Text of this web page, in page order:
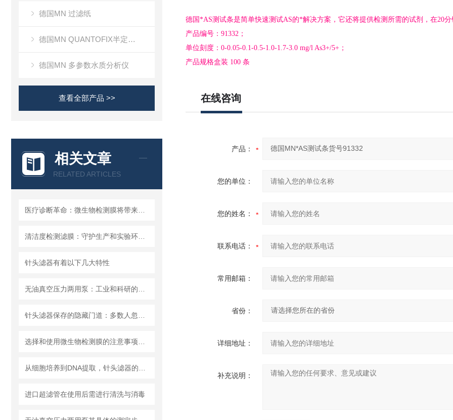
德国MN 过滤纸
德国MN QUANTOFIX半定量测试条
德国MN 多参数水质分析仪
查看全部产品 >>
相关文章
RELATED ARTICLES
针头滤器有着以下几大特性
进口超滤管在使用后需进行清洗与消毒
德国*AS测试条是简单快速测试AS的*解决方案，它还将提供检测所需的试剂，在20分
产品编号：91332；
单位刻度：0-0.05-0.1-0.5-1.0-1.7-3.0 mg/l As3+/5+；
产品规格盒装 100 条
在线咨询
产品：
您的单位：
您的姓名：
联系电话：
常用邮箱：
省份：
详细地址：
补充说明：